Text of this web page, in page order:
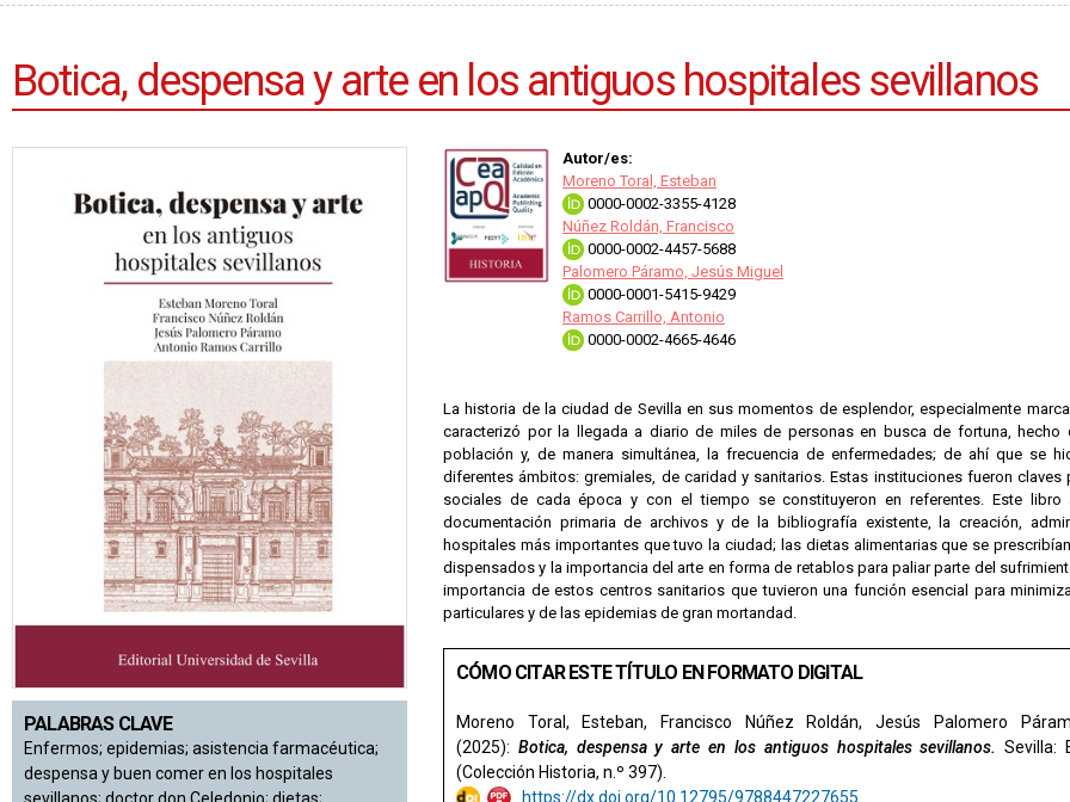
Botica, despensa y arte en los antiguos hospitales sevillanos
PALABRAS CLAVE
Enfermos; epidemias; asistencia farmacéutica;
despensa y buen comer en los hospitales
sevillanos; doctor don Celedonio; dietas;
Autor/es:
Moreno Toral, Esteban
0000-0002-3355-4128
Núñez Roldán, Francisco
0000-0002-4457-5688
Palomero Páramo, Jesús Miguel
0000-0001-5415-9429
Ramos Carrillo, Antonio
0000-0002-4665-4646
La historia de la ciudad de Sevilla en sus momentos de esplendor, especialmente
caracterizó por la llegada a diario de miles de personas en busca de fortuna, hecho
población y, de manera simultánea, la frecuencia de enfermedades; de ahí que se
diferentes ámbitos: gremiales, de caridad y sanitarios. Estas instituciones fueron
sociales de cada época y con el tiempo se constituyeron en referentes. Este
documentación primaria de archivos y de la bibliografía existente, la creación,
hospitales más importantes que tuvo la ciudad; las dietas alimentarias que se
dispensados y la importancia del arte en forma de retablos para paliar parte del
importancia de estos centros sanitarios que tuvieron una función esencial para
particulares y de las epidemias de gran mortandad.
CÓMO CITAR ESTE TÍTULO EN FORMATO DIGITAL
Moreno Toral, Esteban, Francisco Núñez Roldán, Jesús Palomero
(2025): Botica, despensa y arte en los antiguos hospitales sevillanos.Sevilla:
(Colección Historia, n.º 397).
https://dx.doi.org/10.12795/9788447227655